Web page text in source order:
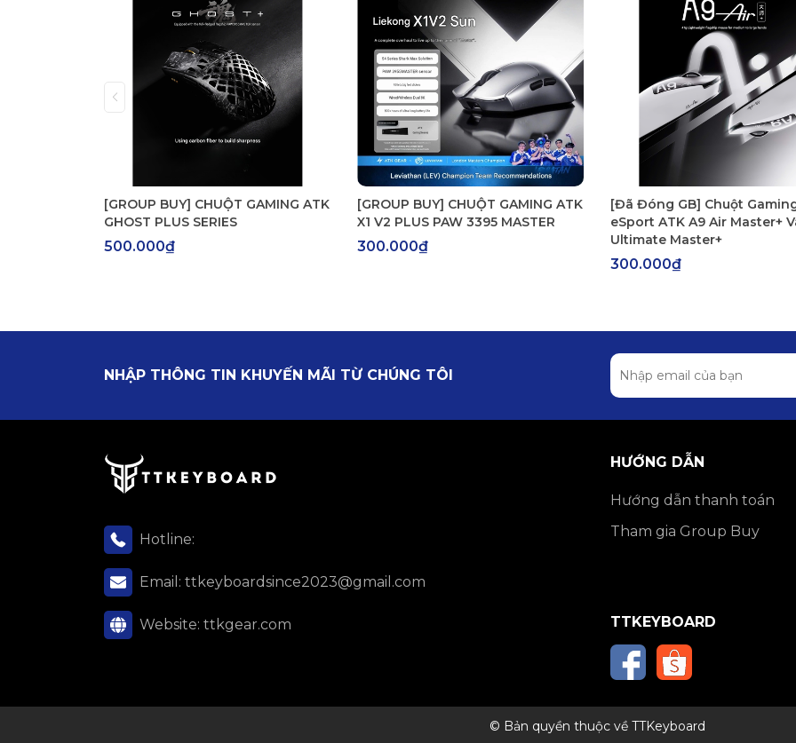
Sản phẩm được kiểm tra cẩn thận trước khi đóng gói và gửi đến tay khách hàng.
Sản phẩm cam kết đúng với hình ảnh và các thông tin đã mô tả.
Đội ngũ tư vấn luôn sẵn sàng hỗ trợ, giải đáp mọi thắc mắc của khách hàng.
[GROUP BUY] CHUỘT GAMING ATK
GHOST PLUS SERIES
500.000₫
[GROUP BUY] CHUỘT GAMING ATK
X1 V2 PLUS PAW 3395 MASTER
300.000₫
[Đã Đóng GB] Chuột
eSport ATK A9 Air Master+
Ultimate Master+
300.000₫
NHẬP THÔNG TIN KHUYẾN MÃI TỪ CHÚNG TÔI
Hotline:
Email: ttkeyboardsince2023@gmail.com
Website: ttkgear.com
HƯỚNG DẪN
Hướng dẫn thanh toán
Tham gia Group Buy
TTKEYBOARD
© Bản quyền thuộc về TTKeyboard